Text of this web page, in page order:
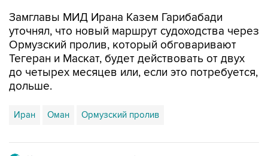
Замглавы МИД Ирана Казем Гарибабади
уточнял, что новый маршрут судоходства через
Ормузский пролив, который обговаривают
Тегеран и Маскат, будет действовать от двух
до четырех месяцев или, если это потребуется,
дольше.
Иран Оман Ормузский пролив